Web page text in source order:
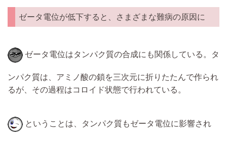
ゼータ電位が低下すると、さまざまな難病の原因に
ゼータ電位はタンパク質の合成にも関係している。タ
ンパク質は、アミノ酸の鎖を三次元に折りたたんで作られ
るが、その過程はコロイド状態で行われている。
ということは、タンパク質もゼータ電位に影響され